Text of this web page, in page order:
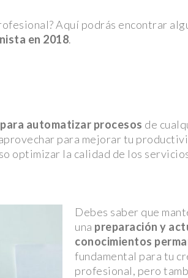
tráiler y
NFL en
en la
mientras
Aquí podrás encontrar
en 2018.
automatizar procesos de
para mejorar tu
optimizar la calidad de los
Debes saber que
una preparación y
conocimientos
fundamental para tu
profesional, pero